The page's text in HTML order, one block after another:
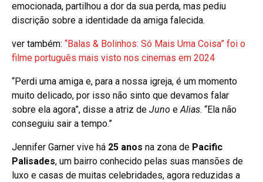
emocionada, partilhou a dor da sua perda, mas pediu
discrição sobre a identidade da amiga falecida.
ver também: “Balas & Bolinhos: Só Mais Uma Coisa” foi o
filme português mais visto nos cinemas em 2024
“Perdi uma amiga e, para a nossa igreja, é um momento
muito delicado, por isso não sinto que devamos falar
sobre ela agora”, disse a atriz de Juno eAlias. “Ela não
conseguiu sair a tempo.”
Jennifer Garner vive há 25 anos na zona de Pacific
Palisades, um bairro conhecido pelas suas mansões de
luxo e casas de muitas celebridades, agora reduzidas a